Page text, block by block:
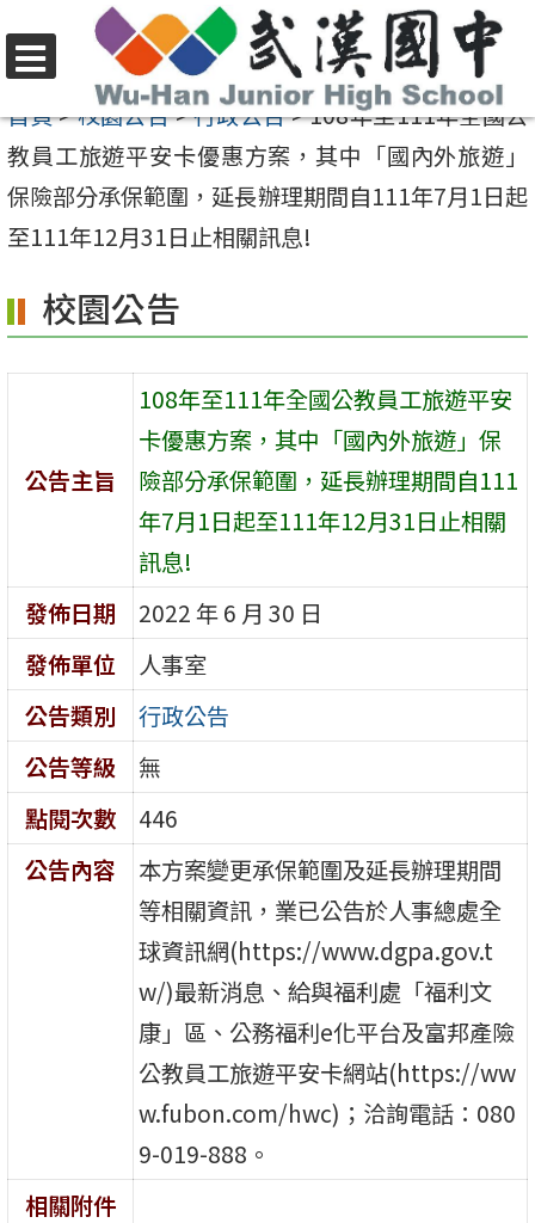
至
要
內
容
選
單
首頁>校園公告>行政公告>108年至111年全國公
教員工旅遊平安卡優惠方案，其中「國內外旅遊」
保險部分承保範圍，延長辦理期間自111年7月1日起
至111年12月31日止相關訊息!
校園公告
公告主旨
108年至111年全國公教員工旅遊平安
卡優惠方案，其中「國內外旅遊」保
險部分承保範圍，延長辦理期間自111
年7月1日起至111年12月31日止相關
訊息!
發佈日期
2022 年 6 月 30 日
發佈單位
人事室
公告類別
行政公告
公告等級
無
點閱次數
446
公告內容
本方案變更承保範圍及延長辦理期間
等相關資訊，業已公告於人事總處全
球資訊網(https://www.dgpa.gov.t
w/)最新消息、給與福利處「福利文
康」區、公務福利e化平台及富邦產險
公教員工旅遊平安卡網站(https://ww
w.fubon.com/hwc)；洽詢電話：080
9-019-888。
相關附件